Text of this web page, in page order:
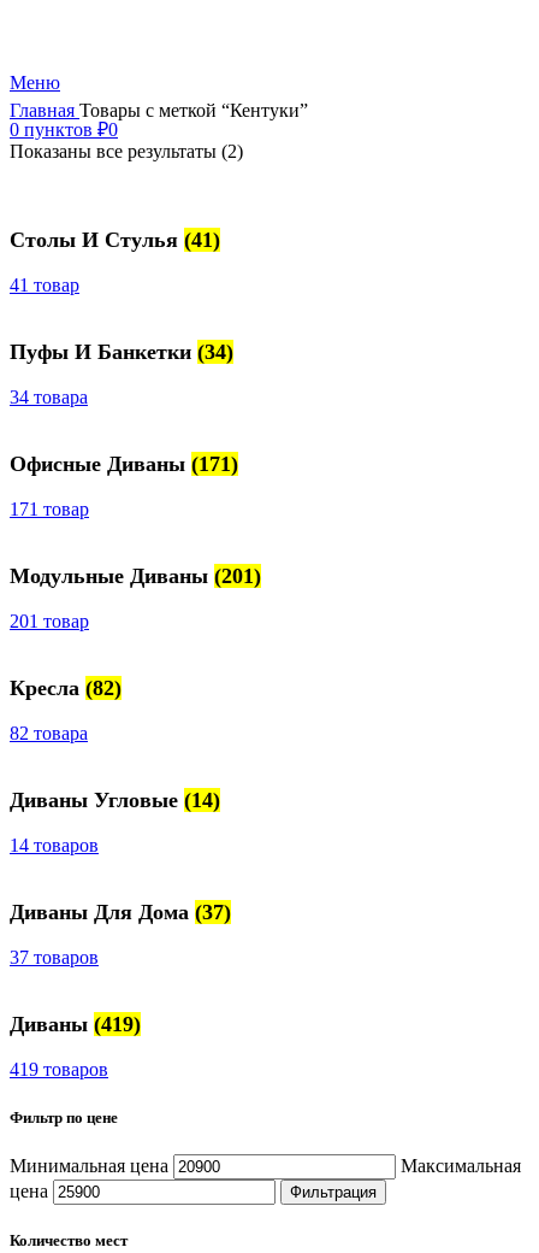
Меню
0 пунктов ₽0
Главная Товары с меткой “Кентуки”
Показаны все результаты (2)
Столы И Стулья (41)
41 товар
Пуфы И Банкетки (34)
34 товара
Офисные Диваны (171)
171 товар
Модульные Диваны (201)
201 товар
Кресла (82)
82 товара
Диваны Угловые (14)
14 товаров
Диваны Для Дома (37)
37 товаров
Диваны (419)
419 товаров
Фильтр по цене
Минимальная цена
Максимальная
цена
Фильтрация
Количество мест